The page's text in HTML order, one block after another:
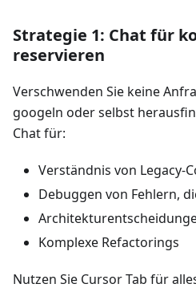
Strategie 1: Chat für
reservieren
Verschwenden Sie keine
googeln oder selbst
Chat für:
Verständnis von Legacy-
Debuggen von Fehlern,
Komplexe Refactorings
Nutzen Sie Cursor Tab für